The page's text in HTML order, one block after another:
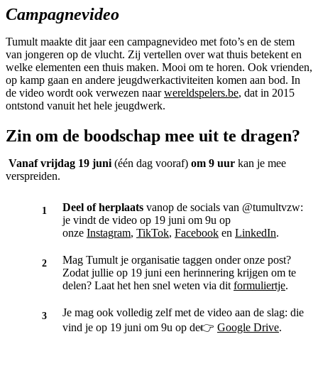
Campagnevideo
Tumult maakte dit jaar een campagnevideo met foto’s en de stem
van jongeren op de vlucht. Zij vertellen over wat thuis betekent en
welke elementen een thuis maken. Mooi om te horen. Ook vrienden,
op kamp gaan en andere jeugdwerkactiviteiten komen aan bod. In
de video wordt ook verwezen naarwereldspelers.be, dat in 2015
ontstond vanuit het hele jeugdwerk.
Zin om de boodschap mee uit te dragen?
Vanaf vrijdag 19 juni (één dag vooraf) om 9 uur kan je mee
verspreiden.
Deel of herplaats vanop de socials van @tumultvzw:
je vindt de video op 19 juni om 9u op
onze Instagram, TikTok, Facebook en LinkedIn.
Mag Tumult je organisatie taggen onder onze post?
Zodat jullie op 19 juni een herinnering krijgen om te
delen? Laat het hen snel weten via dit formuliertje.
Je mag ook volledig zelf met de video aan de slag: die
vind je op 19 juni om 9u op de👉 Google Drive.